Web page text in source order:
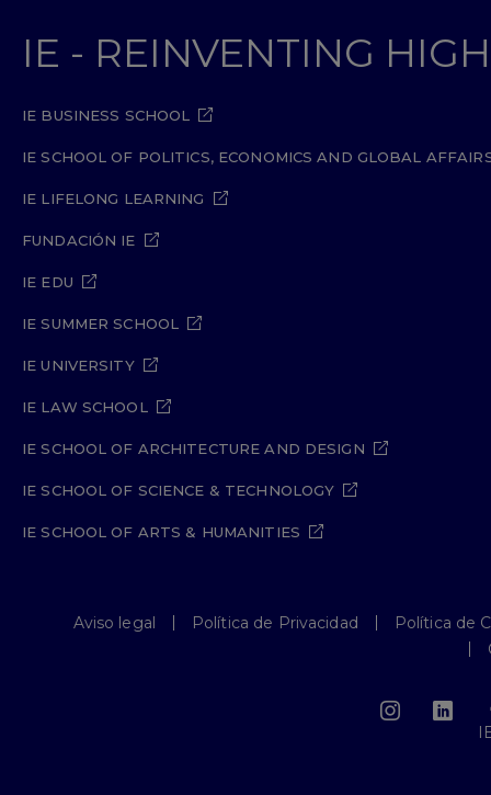
IE - REINVENTING
IE BUSINESS SCHOOL
IE SCHOOL OF POLITICS, ECONOMICS AND GLOBAL
IE LIFELONG LEARNING
FUNDACIÓN IE
IE EDU
IE SUMMER SCHOOL
IE UNIVERSITY
IE LAW SCHOOL
IE SCHOOL OF ARCHITECTURE AND DESIGN
IE SCHOOL OF SCIENCE & TECHNOLOGY
IE SCHOOL OF ARTS & HUMANITIES
Aviso legal Política de Privacidad
Política de